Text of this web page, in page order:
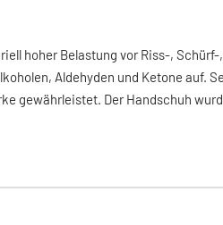
hoher Belastung vor Riss-,
Aldehyden und Ketone auf.
gewährleistet. Der Handschuh